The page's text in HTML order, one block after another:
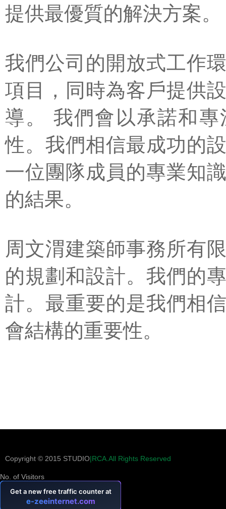
提供最優質的解決方案。
我們公司的開放式工作
項目，同時為客戶提供
導。 我們會以承諾和
性。我們相信最成功的
一位團隊成員的專業知
的結果。
周文渭建築師事務所有
的規劃和設計。我們的
計。最重要的是我們相
會結構的重要性。
Copyright © 2015 STUDIO|RCA .All Rights Reserved
No. of Visitors